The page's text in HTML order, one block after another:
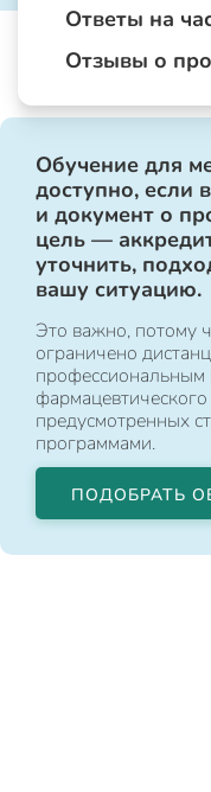
Ответы на
Отзывы о
Обучение для
доступно, если
и документ о
цель —
уточнить,
вашу ситуацию.
Это важно, потому
ограничено
профессиональным
предусмотренных
программами.
ПОДОБРАТЬ